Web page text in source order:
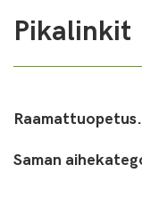
Pikalinkit
Saman